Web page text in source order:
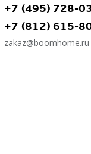
+7 (495) 728-
+7 (812) 615-
zakaz@boomhome.ru